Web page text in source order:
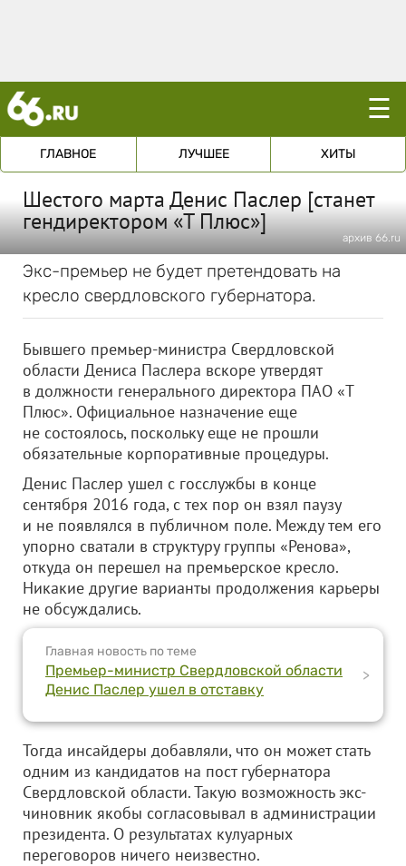
☰
ГЛАВНОЕ ЛУЧШЕЕ ХИТЫ
Шестого марта Денис Паслер [станет
гендиректором «Т Плюс»]
архив 66.ru
Экс-премьер не будет претендовать на
кресло свердловского губернатора.
Бывшего премьер-министра Свердловской
области Дениса Паслера вскоре утвердят
в должности генерального директора ПАО «Т
Плюс». Официальное назначение еще
не состоялось, поскольку еще не прошли
обязательные корпоративные процедуры.
Денис Паслер ушел с госслужбы в конце
сентября 2016 года, с тех пор он взял паузу
и не появлялся в публичном поле. Между тем его
упорно сватали в структуру группы «Ренова»,
откуда он перешел на премьерское кресло.
Никакие другие варианты продолжения карьеры
не обсуждались.
Главная новость по теме
Премьер-министр Свердловской области
Денис Паслер ушел в отставку
>
Тогда инсайдеры добавляли, что он может стать
одним из кандидатов на пост губернатора
Свердловской области. Такую возможность экс-
чиновник якобы согласовывал в администрации
президента. О результатах кулуарных
переговоров ничего неизвестно.